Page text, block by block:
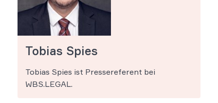
Tobias Spies
Tobias Spies ist Pressereferent bei
WBS.LEGAL.